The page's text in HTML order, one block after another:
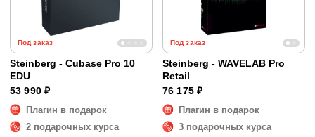
Под заказ
Steinberg - Cubase Pro 10
EDU
53 990 ₽
Плагин в подарок
2 подарочных курса
Под заказ
Steinberg - WAVELAB Pro
Retail
76 175 ₽
Плагин в подарок
3 подарочных курса